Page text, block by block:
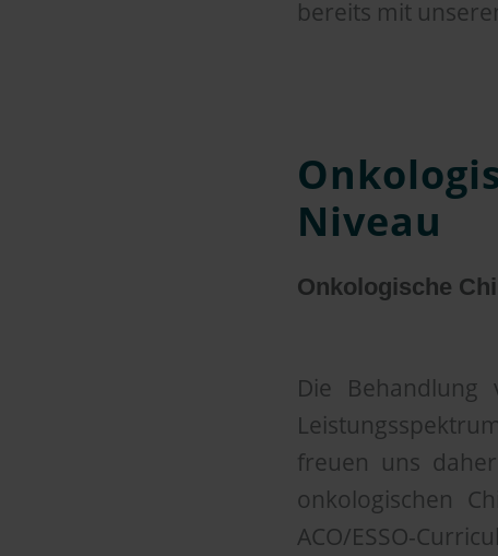
bereits mit
Niveau
Onkologische
Die
freuen uns
onkologischen
ACO/ESSO-